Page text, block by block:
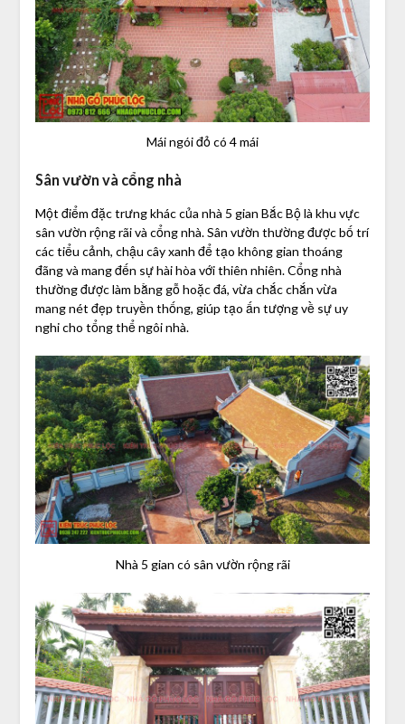
Mái ngói đỏ có 4 mái
Sân vườn và cổng nhà
Một điểm đặc trưng khác của nhà 5 gian Bắc Bộ là khu vực
sân vườn rộng rãi và cổng nhà. Sân vườn thường được bố trí
các tiểu cảnh, chậu cây xanh để tạo không gian thoáng
đãng và mang đến sự hài hòa với thiên nhiên. Cổng nhà
thường được làm bằng gỗ hoặc đá, vừa chắc chắn vừa
mang nét đẹp truyền thống, giúp tạo ấn tượng về sự uy
nghi cho tổng thể ngôi nhà.
Nhà 5 gian có sân vườn rộng rãi